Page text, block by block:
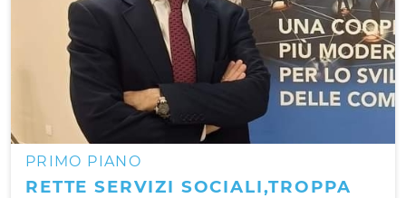
PRIMO PIANO
RETTE SERVIZI SOCIALI,TROPPA